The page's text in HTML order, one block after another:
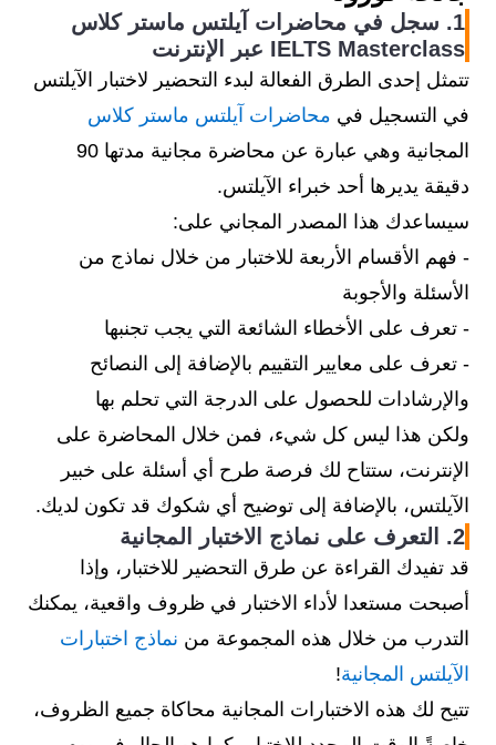
1. سجل في محاضرات آيلتس ماستر كلاس
IELTS Masterclass عبر الإنترنت
تتمثل إحدى الطرق الفعالة لبدء التحضير لاختبار الآيلتس
في التسجيل في محاضرات آيلتس ماستر كلاس
المجانية وهي عبارة عن محاضرة مجانية مدتها 90
دقيقة يديرها أحد خبراء الآيلتس.
سيساعدك هذا المصدر المجاني على:
- فهم الأقسام الأربعة للاختبار من خلال نماذج من
الأسئلة والأجوبة
- تعرف على الأخطاء الشائعة التي يجب تجنبها
- تعرف على معايير التقييم بالإضافة إلى النصائح
والإرشادات للحصول على الدرجة التي تحلم بها
ولكن هذا ليس كل شيء، فمن خلال المحاضرة على
الإنترنت، ستتاح لك فرصة طرح أي أسئلة على خبير
الآيلتس، بالإضافة إلى توضيح أي شكوك قد تكون لديك.
2. التعرف على نماذج الاختبار المجانية
قد تفيدك القراءة عن طرق التحضير للاختبار، وإذا
أصبحت مستعدا لأداء الاختبار في ظروف واقعية، يمكنك
التدرب من خلال هذه المجموعة من نماذج اختبارات
الآيلتس المجانية!
تتيح لك هذه الاختبارات المجانية محاكاة جميع الظروف،